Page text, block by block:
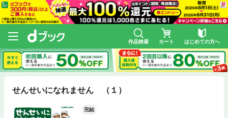
作品検索 カート はじめての方へ
せんせいになれません （１）
完結